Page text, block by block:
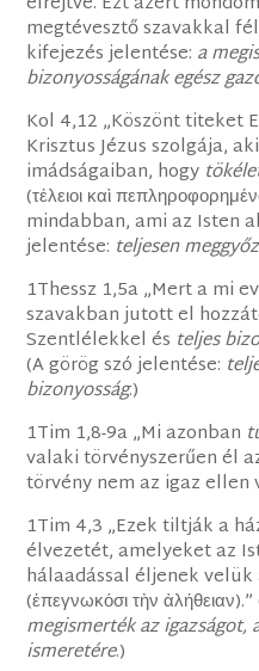
megtévesztő szavakkal
kifejezés jelentése: a
bizonyosságának egész
Kol 4,12 „Köszönt titeket
Krisztus Jézus szolgája,
imádságaiban, hogy
(τέλειοι καὶ
mindabban, ami az Isten
jelentése: teljesen
1Thessz 1,5a „Mert a mi
szavakban jutott el
Szentlélekkel és teljes
(A görög szó jelentése:
bizonyosság.)
1Tim 1,8-9a „Mi azonban
valaki törvényszerűen él
törvény nem az igaz ellen
1Tim 4,3 „Ezek tiltják a
élvezetét, amelyeket az
hálaadással éljenek velük
(ἐπεγνωκόσι τὴν
megismerték az
ismeretére.)